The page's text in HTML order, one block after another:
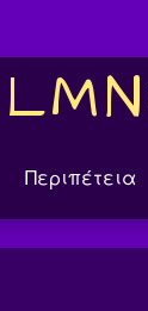
LMN
Περιπέτεια